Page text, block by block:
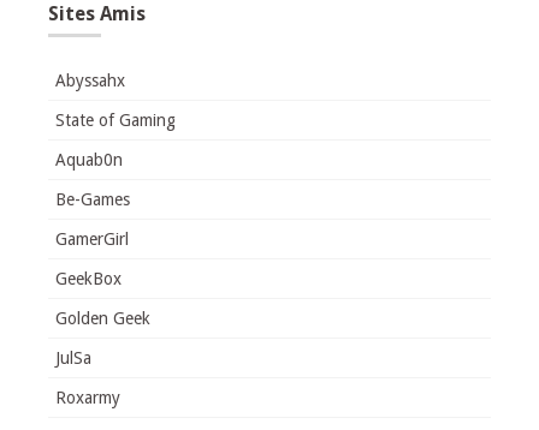
Sites Amis
Abyssahx
State of Gaming
Aquab0n
Be-Games
GamerGirl
GeekBox
Golden Geek
JulSa
Roxarmy